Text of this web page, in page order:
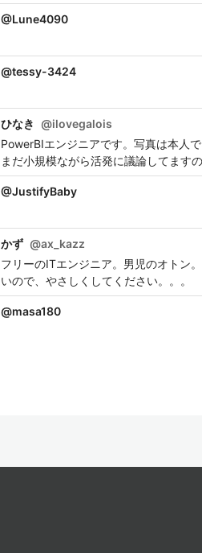
@Lune4090
@tessy-3424
ひなき @ilovegalois
PowerBIエンジニアです。写真は本人
まだ小規模ながら活発に議論してます
@JustifyBaby
かず @ax_kazz
フリーのITエンジニア。男児のオトン
いので、やさしくしてください。。。
@masa180